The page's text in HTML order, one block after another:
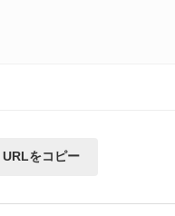
URLをコピー